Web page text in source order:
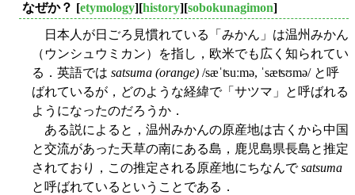
なぜか？ [etymology][history][sobokunagimon]
日本人が日ごろ見慣れている「みかん」は温州みかん
（ウンシュウミカン）を指し，欧米でも広く知られてい
る．英語では satsuma (orange) /sæˈʦuːmə, ˈsæʦʊmə/ と呼
ばれているが，どのような経緯で「サツマ」と呼ばれる
ようになったのだろうか．
ある説によると，温州みかんの原産地は古くから中国
と交流があった天草の南にある島，鹿児島県長島と推定
されており，この推定される原産地にちなんでsatsuma
と呼ばれているということである．